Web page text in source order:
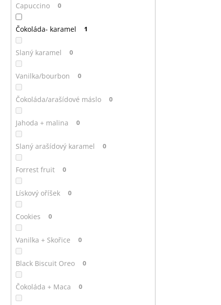
Capuccino 0
Čokoláda- karamel 1
Slaný karamel 0
Vanilka/bourbon 0
Čokoláda/arašídové máslo 0
Jahoda + malina 0
Slaný arašídový karamel 0
Forrest fruit 0
Lískový oříšek 0
Cookies 0
Vanilka + Skořice 0
Black Biscuit Oreo 0
Čokoláda + Maca 0